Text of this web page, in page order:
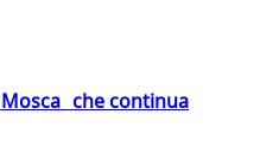
che continua